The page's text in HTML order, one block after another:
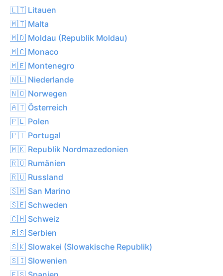
🇱🇹 Litauen
🇲🇹 Malta
🇲🇩 Moldau (Republik Moldau)
🇲🇨 Monaco
🇲🇪 Montenegro
🇳🇱 Niederlande
🇳🇴 Norwegen
🇦🇹 Österreich
🇵🇱 Polen
🇵🇹 Portugal
🇲🇰 Republik Nordmazedonien
🇷🇴 Rumänien
🇷🇺 Russland
🇸🇲 San Marino
🇸🇪 Schweden
🇨🇭 Schweiz
🇷🇸 Serbien
🇸🇰 Slowakei (Slowakische Republik)
🇸🇮 Slowenien